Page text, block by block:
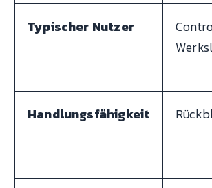
Typischer Nutzer
Handlungsfähigkeit